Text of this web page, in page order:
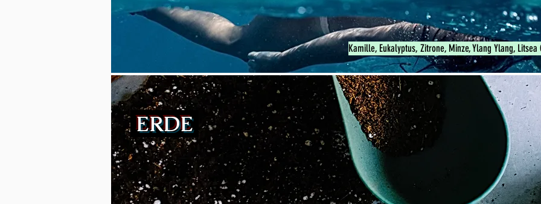
Kamille, Eukalyptus, Zitrone, Minze, Ylang Ylang,
ERDE